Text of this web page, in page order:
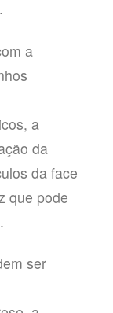
a
a
da
da face
que pode
ser